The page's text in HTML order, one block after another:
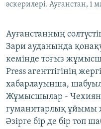
әскерилері. Ауғанстан, 1
Ауғанстанның
Зари ауданында
кемінде тоғыз
Press агенттігінің
хабарлауынша, шабуыл
Жұмысшылар -
гуманитарлық ұйымы
Әзірге бір де бір топ